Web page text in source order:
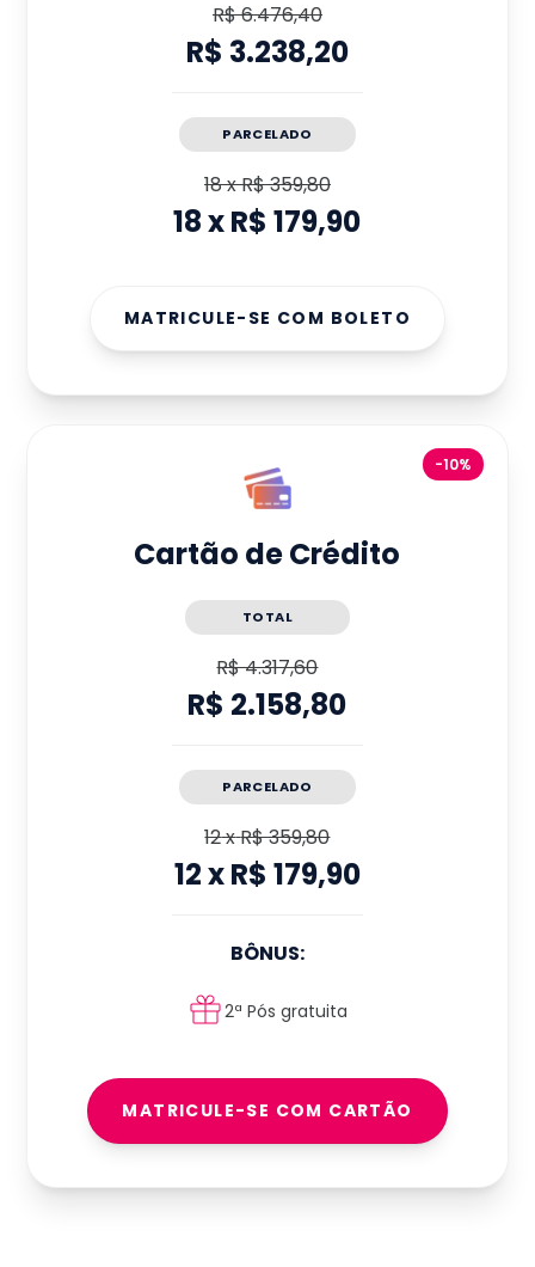
R$ 6.476,40
R$ 3.238,20
PARCELADO
18xR$ 359,80
18xR$ 179,90
MATRICULE-SE COM BOLETO
-10%
Cartão de Crédito
TOTAL
R$ 4.317,60
R$ 2.158,80
PARCELADO
12xR$ 359,80
12xR$ 179,90
BÔNUS:
2ª Pós gratuita
MATRICULE-SE COM CARTÃO